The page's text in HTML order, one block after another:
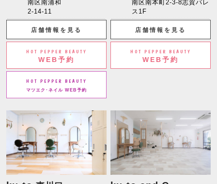
南区南浦和
2-14-11
店舗情報を見る
HOT PEPPER BEAUTY
WEB予約
HOT PEPPER BEAUTY
マツエク･ネイル WEB予約
南区南本町2-3-8志賀パレ
ス1F
店舗情報を見る
HOT PEPPER BEAUTY
WEB予約